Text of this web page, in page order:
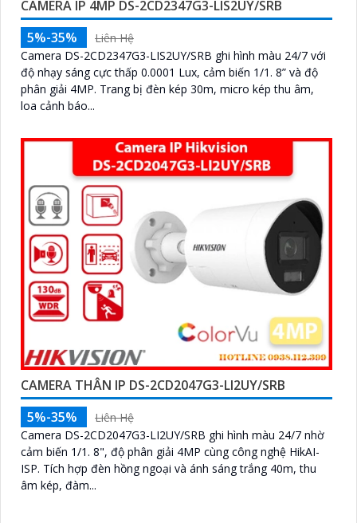
CAMERA IP 4MP DS-2CD2347G3-LIS2UY/SRB
5%-35%
Liên Hệ
Camera DS-2CD2347G3-LIS2UY/SRB ghi hình màu 24/7 với
độ nhạy sáng cực thấp 0.0001 Lux, cảm biến 1/1. 8” và độ
phân giải 4MP. Trang bị đèn kép 30m, micro kép thu âm,
loa cảnh báo...
CAMERA THÂN IP DS-2CD2047G3-LI2UY/SRB
5%-35%
Liên Hệ
Camera DS-2CD2047G3-LI2UY/SRB ghi hình màu 24/7 nhờ
cảm biến 1/1. 8", độ phân giải 4MP cùng công nghệ HikAI-
ISP. Tích hợp đèn hồng ngoại và ánh sáng trắng 40m, thu
âm kép, đàm...